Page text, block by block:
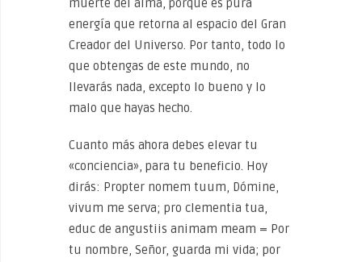
energía que retorna al espacio del Gran
Creador del Universo. Por tanto, todo lo
que obtengas de este mundo, no
llevarás nada, excepto lo bueno y lo
malo que hayas hecho.
Cuanto más ahora debes elevar tu
«conciencia», para tu beneficio. Hoy
dirás: Propter nomem tuum, Dómine,
vivum me serva; pro clementia tua,
educ de angustiis animam meam = Por
tu nombre, Señor, guarda mi vida; por